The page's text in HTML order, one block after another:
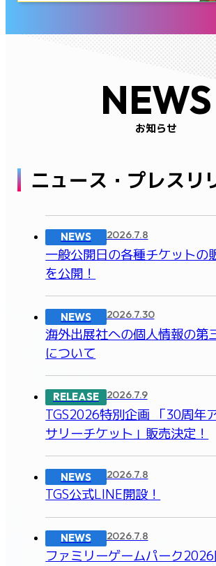
NEWS
お知らせ
ニュース・プレスリ
NEWS 2026.7.8
一般公開日の各種チケットの
を公開！
NEWS 2026.7.30
海外出展社への個人情報の第
について
RELEASE 2026.7.9
TGS2026特別企画 「30周年
サリーチケット」販売決定！
NEWS 2026.7.8
TGS公式LINE開設！
NEWS 2026.7.8
ファミリーゲームパーク